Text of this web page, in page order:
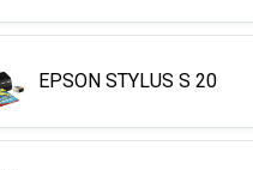
EPSON STYLUS S 20